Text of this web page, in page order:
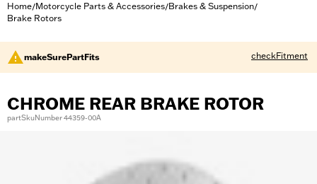
Home/Motorcycle Parts & Accessories/Brakes & Suspension/
Brake Rotors
makeSurePartFits checkFitment
CHROME REAR BRAKE ROTOR
partSkuNumber 44359-00A